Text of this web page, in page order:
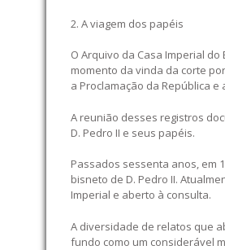
2. A viagem dos papéis
O Arquivo da Casa Imperial
momento da vinda da corte
a Proclamação da República e
A reunião desses registros
D. Pedro II e seus papéis.
Passados sessenta anos, em
bisneto de D. Pedro II.
Imperial e aberto à consulta.
A diversidade de relatos que
fundo como um considerável